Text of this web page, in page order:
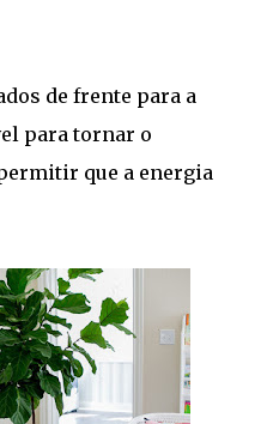
de frente para a
para tornar o
que a energia